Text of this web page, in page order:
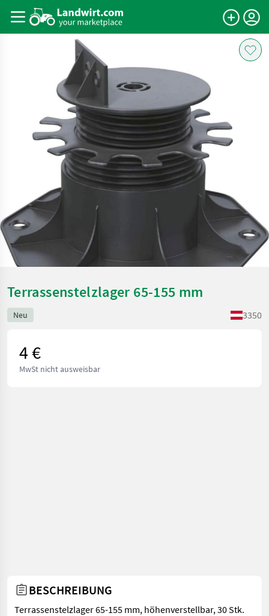
Terrassenstelzlager 65-155 mm
Neu 3350
4 €
MwSt nicht ausweisbar
BESCHREIBUNG
Terrassenstelzlager 65-155 mm, höhenverstellbar, 30 Stk.